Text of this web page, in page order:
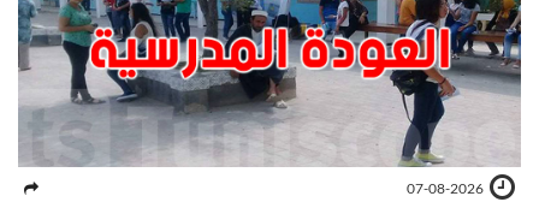
07-08-2026